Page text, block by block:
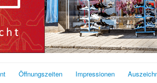
Öffnungszeiten Impressionen